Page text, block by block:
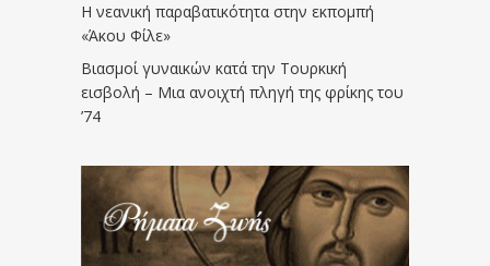
Η νεανική παραβατικότητα στην εκπομπή
«Άκου Φίλε»
Βιασμοί γυναικών κατά την Τουρκική
εισβολή – Μια ανοιχτή πληγή της φρίκης του
’74